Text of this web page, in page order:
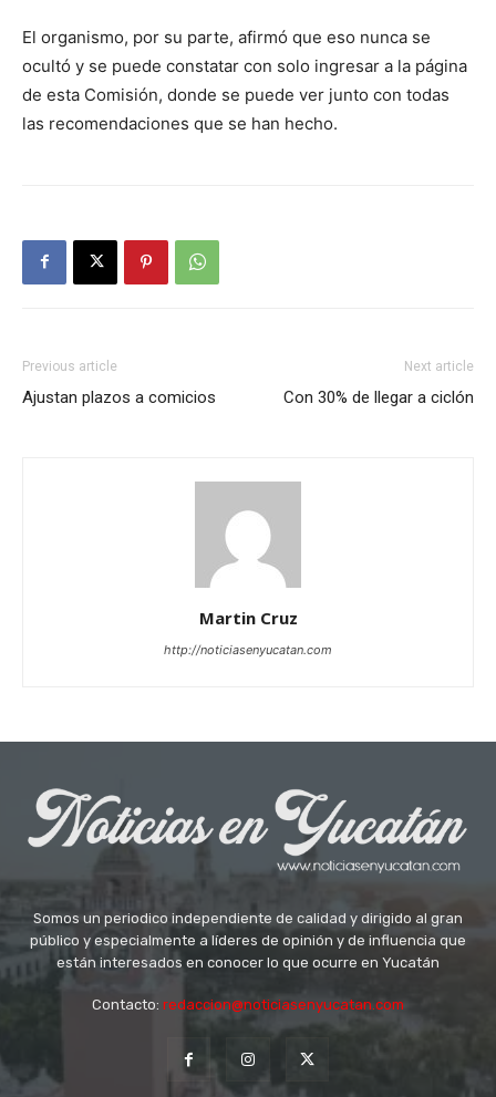
El organismo, por su parte, afirmó que eso nunca se
ocultó y se puede constatar con solo ingresar a la página
de esta Comisión, donde se puede ver junto con todas
las recomendaciones que se han hecho.
Previous article
Ajustan plazos a comicios
Next article
Con 30% de llegar a ciclón
Martin Cruz
http://noticiasenyucatan.com
Somos un periodico independiente de calidad y dirigido al gran
público y especialmente a líderes de opinión y de influencia que
están interesados en conocer lo que ocurre en Yucatán
Contacto: redaccion@noticiasenyucatan.com